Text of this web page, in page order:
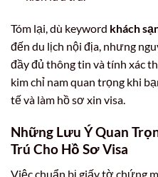
Tóm lại, dù keyword khách
đến du lịch nội địa, nhưng
đầy đủ thông tin và tính xác
kim chỉ nam quan trọng khi
tế và làm hồ sơ xin visa.
Những Lưu Ý Quan
Trú Cho Hồ Sơ Visa
Việc chuẩn bị giấy tờ chứng